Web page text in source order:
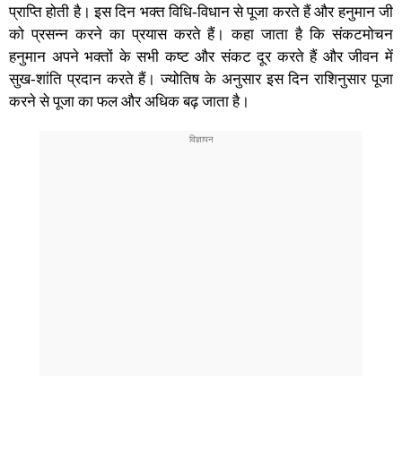
प्राप्ति होती है। इस दिन भक्त विधि-विधान से पूजा करते हैं और हनुमान जी
को प्रसन्न करने का प्रयास करते हैं। कहा जाता है किसंकटमोचन
हनुमान अपने भक्तों के सभी कष्ट और संकट दूर करते हैं और जीवन में
सुख-शांति प्रदान करते हैं। ज्योतिष के अनुसार इस दिन राशिनुसार पूजा
करने से पूजा का फल और अधिक बढ़ जाता है।